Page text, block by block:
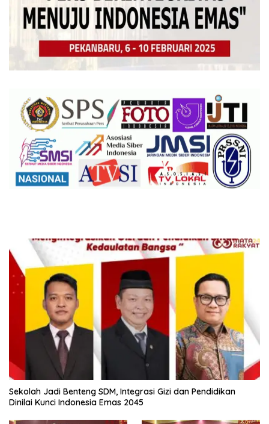
Sekolah Jadi Benteng SDM, Integrasi Gizi dan Pendidikan
Dinilai Kunci Indonesia Emas 2045